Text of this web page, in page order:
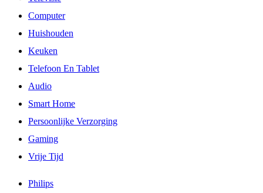
Computer
Huishouden
Keuken
Telefoon En Tablet
Audio
Smart Home
Persoonlijke Verzorging
Gaming
Vrije Tijd
Philips